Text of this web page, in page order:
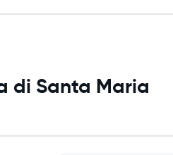
di Santa Maria